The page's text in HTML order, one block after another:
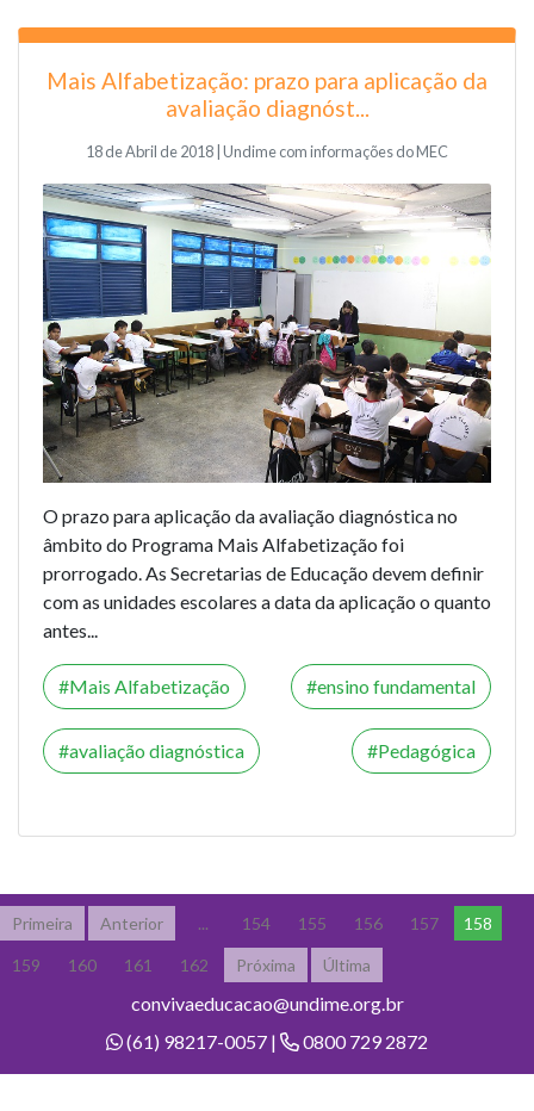
Mais Alfabetização: prazo para aplicação da
avaliação diagnóst...
18 de Abril de 2018 | Undime com informações do MEC
O prazo para aplicação da avaliação diagnóstica no
âmbito do Programa Mais Alfabetização foi
prorrogado. As Secretarias de Educação devem definir
com as unidades escolares a data da aplicação o quanto
antes...
Mais Alfabetização ensino fundamental
avaliação diagnóstica Pedagógica
Primeira Anterior ... 154 155 156 157 158
159 160 161 162 Próxima Última
convivaeducacao@undime.org.br
(61) 98217-0057 |
0800 729 2872